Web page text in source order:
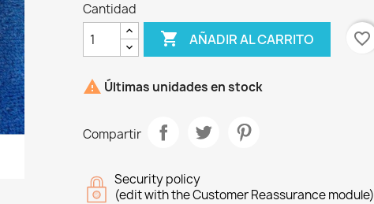
Cantidad
 AÑADIR AL CARRITO favorite_border
 Últimas unidades en stock
Compartir
Security policy
(edit with the Customer Reassurance module)